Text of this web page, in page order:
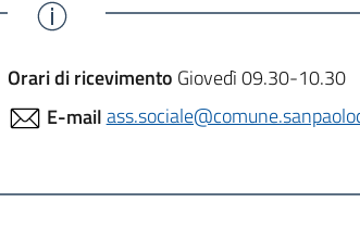
Orari di ricevimento Giovedì 09.30-10.30
E-mail